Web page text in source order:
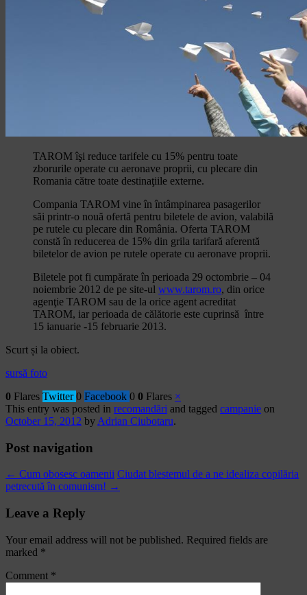
TAROM îşi reduce tarifele cu 15% pentru toate
zborurile operate cu aeronave proprii, cu plecare din
Romania către toate destinaţiile externe.
Compania TAROM vine în întâmpinarea pasagerilor
săi printr-o nouă ofertă pentru biletele de avion, valabilă
pe rutele cu plecare din România. Oferta TAROM
constă în reducerea de 15% din grila tarifară aferentă
biletelor de avion pe rutele operate cu aeronave proprii.
Biletele pot fi cumpărate în perioada 29 octombrie – 04
noiembrie 2012 de pe site-ul www.tarom.ro, din orice
agenţie TAROM sau de la orice agent acreditat
TAROM, iar perioada de călătorie este cuprinsă între
15 ianuarie -15 februarie 2013.
Scurt și la obiect.
sursă foto
0 Flares Twitter 0 Facebook 0 0 Flares ×
This entry was posted in recomandări and tagged campanie on
October 15, 2012 by Adrian Ciubotaru.
Post navigation
← Cum obosesc oamenii Ciudat blestemul de a ne idealiza copilăria
petrecută în comunism! →
Leave a Reply
Your email address will not be published. Required fields are
marked *
Comment *